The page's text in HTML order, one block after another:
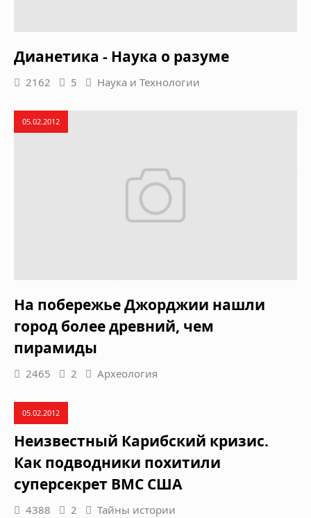
Дианетика - Наука о разуме
2162 5 Наука и Технологии
05.02.2012
На побережье Джорджии нашли
город более древний, чем
пирамиды
2465 2 Археология
05.02.2012
Неизвестный Карибский кризис.
Как подводники похитили
суперсекрет ВМС США
4388 2 Тайны истории